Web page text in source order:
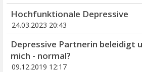
Hochfunktionale Depressive
24.03.2023 20:43
Depressive Partnerin beleidigt
mich - normal?
09.12.2019 12:17